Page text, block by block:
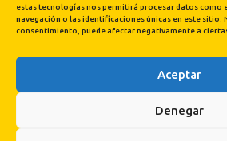
estas tecnologías nos permitirá procesar datos como
navegación o las identificaciones únicas en este sitio.
consentimiento, puede afectar negativamente a
Aceptar
Denegar
Cargar más... Síguenos